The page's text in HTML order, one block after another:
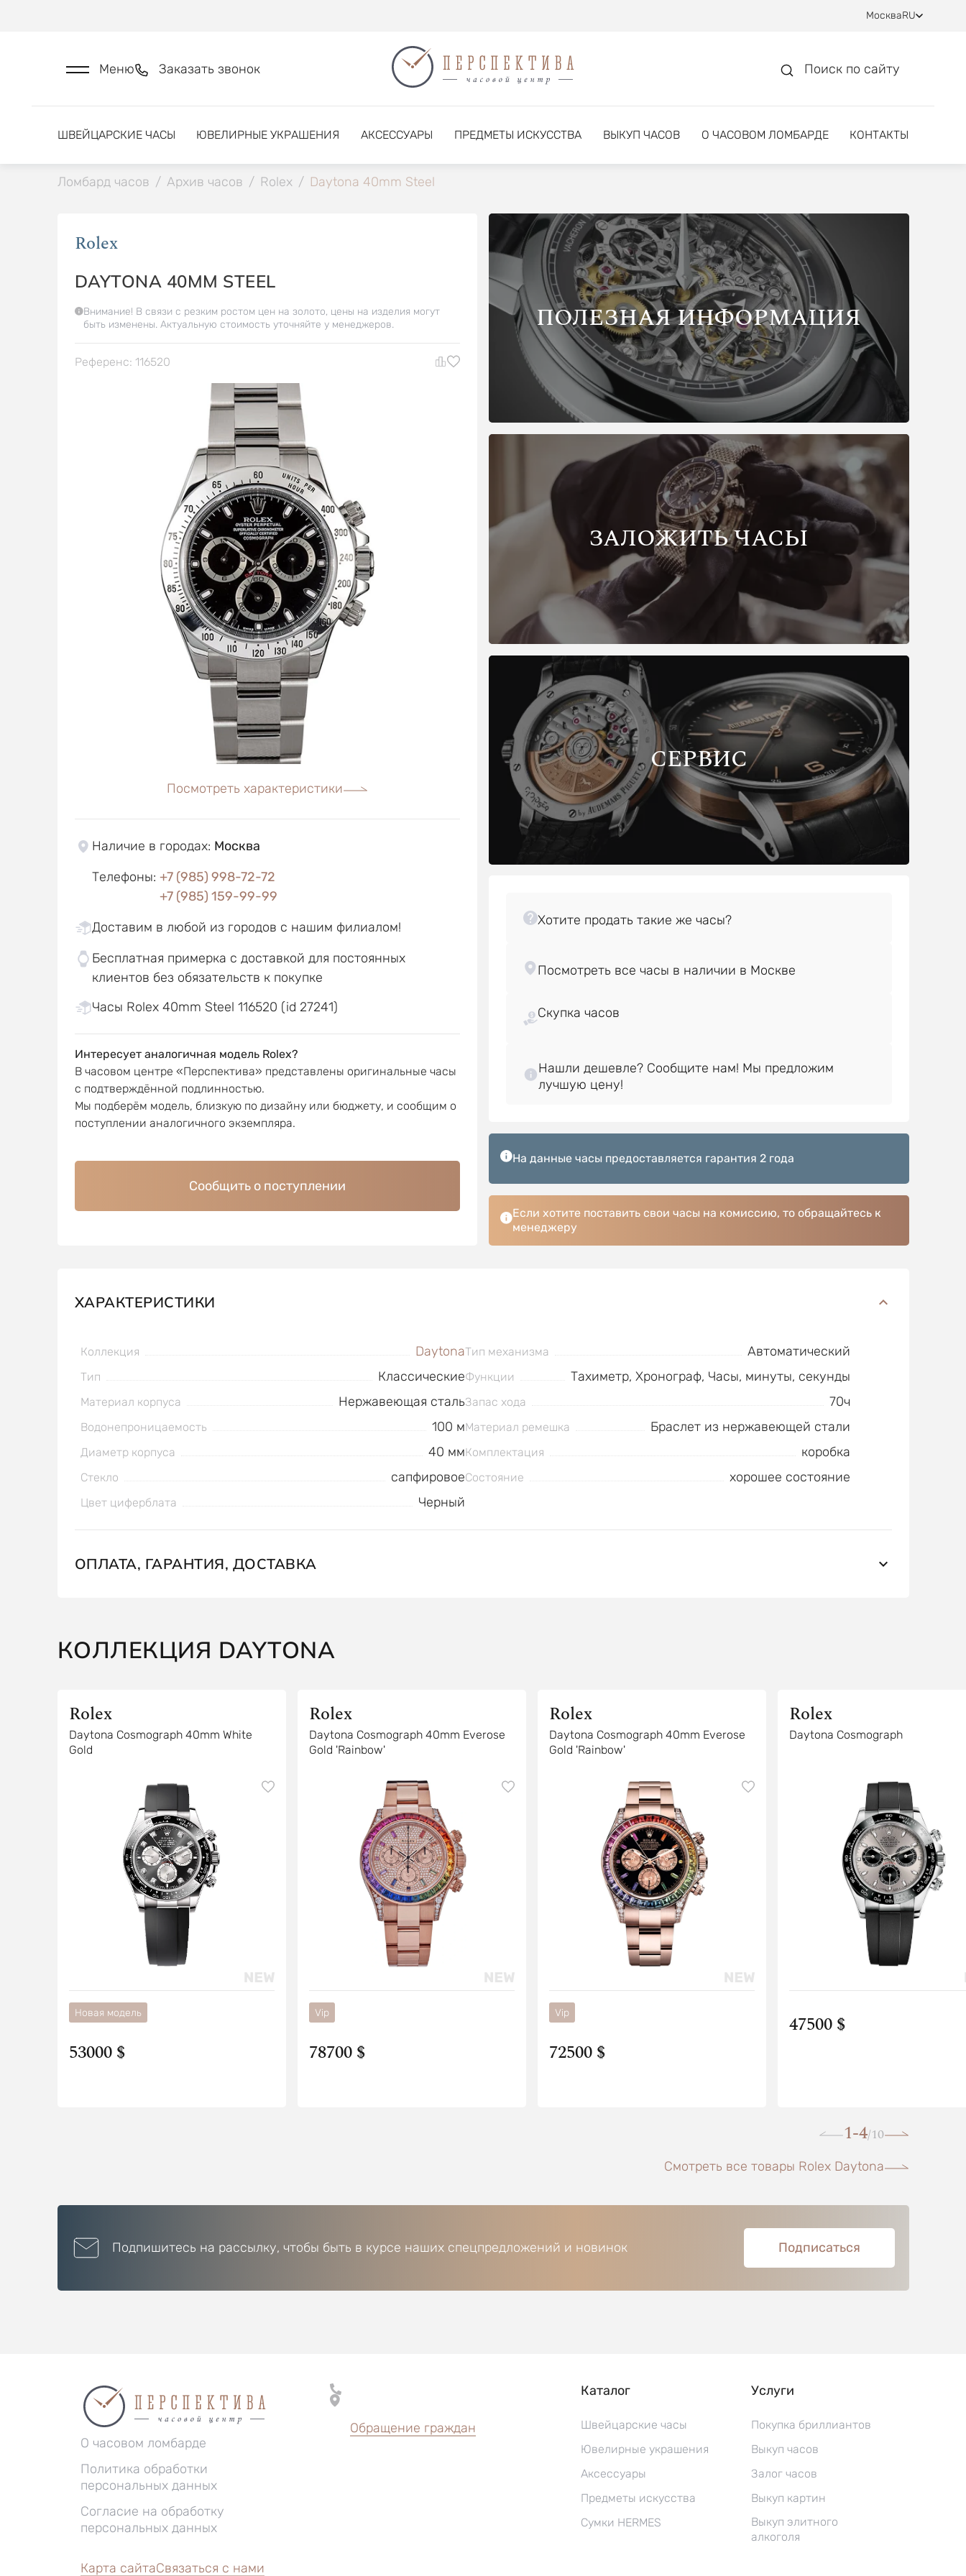
МоскваRU
Меню Заказать звонок Поиск по сайту
ШВЕЙЦАРСКИЕ ЧАСЫ ЮВЕЛИРНЫЕ УКРАШЕНИЯ АКСЕССУАРЫ ПРЕДМЕТЫ ИСКУССТВА ВЫКУП ЧАСОВ О ЧАСОВОМ ЛОМБАРДЕ КОНТАКТЫ
Ломбард часов / Архив часов / Rolex / Daytona 40mm Steel
Rolex
DAYTONA 40MM STEEL
Внимание! В связи с резким ростом цен на золото, цены на изделия могут
быть изменены. Актуальную стоимость уточняйте у менеджеров.
Референс: 116520
Посмотреть характеристики
Наличие в городах: Москва
Телефоны: +7 (985) 998-72-72
+7 (985) 159-99-99
Доставим в любой из городов с нашим филиалом!
Бесплатная примерка с доставкой для постоянных
клиентов без обязательств к покупке
Часы Rolex 40mm Steel 116520 (id 27241)
Интересует аналогичная модель Rolex?
В часовом центре «Перспектива» представлены оригинальные часы
с подтверждённой подлинностью.
Мы подберём модель, близкую по дизайну или бюджету, и сообщим о
поступлении аналогичного экземпляра.
Сообщить о поступлении
ПОЛЕЗНАЯ ИНФОРМАЦИЯ
ЗАЛОЖИТЬ ЧАСЫ
СЕРВИС
Скупка часов
Нашли дешевле? Сообщите нам! Мы предложим
На данные часы предоставляется гарантия 2 года
Если хотите поставить свои часы на комиссию, то обращайтесь к
менеджеру
ХАРАКТЕРИСТИКИ
Коллекция Daytona
Тип Классические
Материал корпуса Нержавеющая сталь
Водонепроницаемость 100 м
Диаметр корпуса 40 мм
Стекло сапфировое
Цвет циферблата Черный
Тип механизма Автоматический
Функции Тахиметр, Хронограф, Часы, минуты, секунды
Запас хода 70ч
Материал ремешка Браслет из нержавеющей стали
Комплектация коробка
Состояние хорошее состояние
ОПЛАТА, ГАРАНТИЯ, ДОСТАВКА
КОЛЛЕКЦИЯ DAYTONA
Rolex
Daytona Cosmograph 40mm White
Gold
Новая модель
53000 $
Rolex
Daytona Cosmograph 40mm Everose
Gold 'Rainbow'
Vip
78700 $
Rolex
Daytona Cosmograph 40mm Everose
Gold 'Rainbow'
Vip
72500 $
Rolex
Daytona Cosmograph
47500 $
1-4/10
Смотреть все товары Rolex Daytona
Подпишитесь на рассылку, чтобы быть в курсе наших спецпредложений и новинок Подписаться
О часовом ломбарде
Политика обработки
персональных данных
Согласие на обработку
персональных данных
Обращение граждан
Каталог
Швейцарские часы
Ювелирные украшения
Аксессуары
Предметы искусства
Сумки HERMES
Услуги
Покупка бриллиантов
Выкуп часов
Залог часов
Выкуп картин
Выкуп элитного
алкоголя
Карта сайтаСвязаться с нами